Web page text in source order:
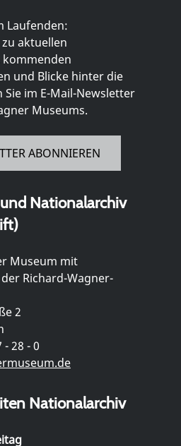
Laufenden:
aktuellen
und Blicke hinter die
Sie im E-Mail-Newsletter
Museums.
ABONNIEREN
Nationalarchiv
Museum mit
Richard-Wagner-
2
- 28 - 0
Nationalarchiv